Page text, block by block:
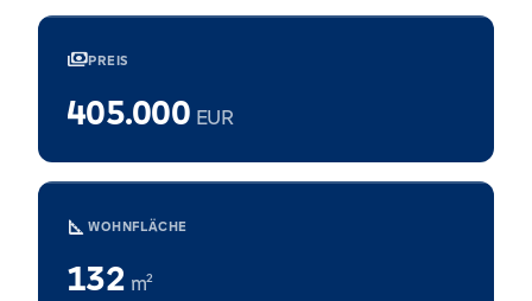
paymentsPREIS
405.000 EUR
square_foot WOHNFLÄCHE
132 m²